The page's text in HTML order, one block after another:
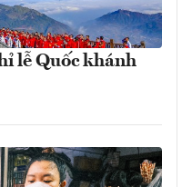
lễ Quốc khánh